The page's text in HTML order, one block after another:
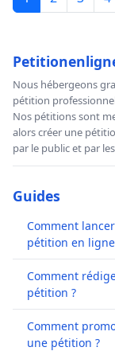
Nous hébergeons
pétition
Nos pétitions sont
alors créer une
par le public et par
Guides
Comment
pétition en ligne
Comment
pétition ?
Comment
une pétition ?